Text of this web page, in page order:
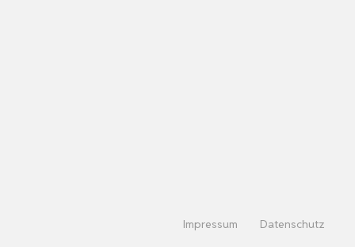
Impressum Datenschutz